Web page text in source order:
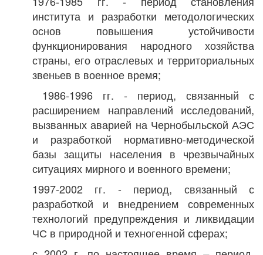
института и разработки методологических
основ повышения устойчивости
функционирования народного хозяйства
страны, его отраслевых и территориальных
звеньев в военное время;
1986-1996 гг. - период, связанный с
расширением направлений исследований,
вызванных аварией на Чернобыльской АЭС
и разработкой нормативно-методической
базы защиты населения в чрезвычайных
ситуациях мирного и военного времени;
1997-2002 гг. - период, связанный с
разработкой и внедрением современных
технологий предупреждения и ликвидации
ЧС в природной и техногенной сферах;